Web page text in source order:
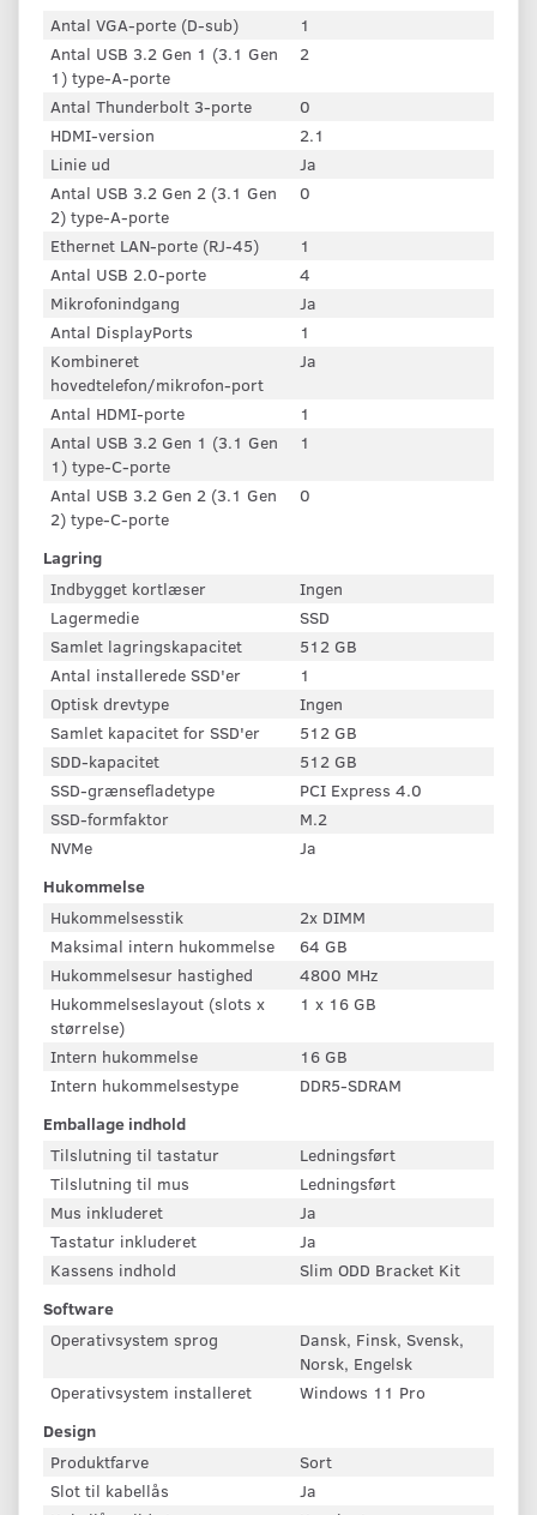
Antal VGA-porte (D-sub)
1
Antal USB 3.2 Gen 1 (3.1 Gen
1) type-A-porte
2
Antal Thunderbolt 3-porte
0
HDMI-version
2.1
Linie ud
Ja
Antal USB 3.2 Gen 2 (3.1 Gen
2) type-A-porte
0
Ethernet LAN-porte (RJ-45)
1
Antal USB 2.0-porte
4
Mikrofonindgang
Ja
Antal DisplayPorts
1
Kombineret
hovedtelefon/mikrofon-port
Ja
Antal HDMI-porte
1
Antal USB 3.2 Gen 1 (3.1 Gen
1) type-C-porte
1
Antal USB 3.2 Gen 2 (3.1 Gen
2) type-C-porte
0
Lagring
Indbygget kortlæser
Ingen
Lagermedie
SSD
Samlet lagringskapacitet
512 GB
Antal installerede SSD'er
1
Optisk drevtype
Ingen
Samlet kapacitet for SSD'er
512 GB
SDD-kapacitet
512 GB
SSD-grænsefladetype
PCI Express 4.0
SSD-formfaktor
M.2
NVMe
Ja
Hukommelse
Hukommelsesstik
2x DIMM
Maksimal intern hukommelse
64 GB
Hukommelsesur hastighed
4800 MHz
Hukommelseslayout (slots x
størrelse)
1 x 16 GB
Intern hukommelse
16 GB
Intern hukommelsestype
DDR5-SDRAM
Emballage indhold
Tilslutning til tastatur
Ledningsført
Tilslutning til mus
Ledningsført
Mus inkluderet
Ja
Tastatur inkluderet
Ja
Kassens indhold
Slim ODD Bracket Kit
Software
Operativsystem sprog
Dansk, Finsk, Svensk,
Norsk, Engelsk
Operativsystem installeret
Windows 11 Pro
Design
Produktfarve
Sort
Slot til kabellås
Ja